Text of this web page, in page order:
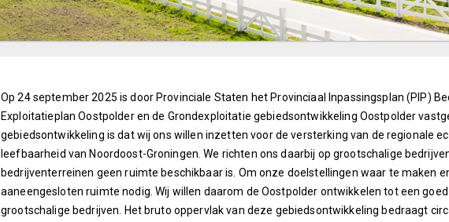
Op 24 september 2025 is door Provinciale Staten het Provinciaal Inpassingsplan (PIP)
Exploitatieplan Oostpolder en de Grondexploitatie gebiedsontwikkeling Oostpolder
gebiedsontwikkeling is dat wij ons willen inzetten voor de versterking van de regionale
leefbaarheid van Noordoost-Groningen. We richten ons daarbij op grootschalige
bedrijventerreinen geen ruimte beschikbaar is. Om onze doelstellingen waar te maken
aaneengesloten ruimte nodig. Wij willen daarom de Oostpolder ontwikkelen tot een
grootschalige bedrijven. Het bruto oppervlak van deze gebiedsontwikkeling bedraagt